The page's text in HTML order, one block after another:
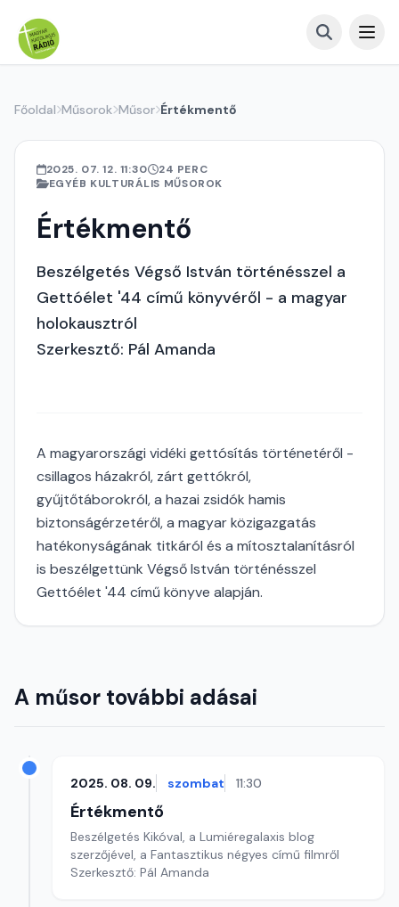
Főoldal Műsorok Műsor Értékmentő
2025. 07. 12. 11:30
24 PERC
EGYÉB KULTURÁLIS MŰSOROK
Értékmentő
Beszélgetés Végső István történésszel a
Gettóélet '44 című könyvéről - a magyar
holokausztról
Szerkesztő: Pál Amanda
A magyarországi vidéki gettósítás történetéről -
csillagos házakról, zárt gettókról,
gyűjtőtáborokról, a hazai zsidók hamis
biztonságérzetéről, a magyar közigazgatás
hatékonyságának titkáról és a mítosztalanításról
is beszélgettünk Végső István történésszel
Gettóélet '44 című könyve alapján.
A műsor további adásai
2025. 08. 09. szombat 11:30
Értékmentő
Beszélgetés Kikóval, a Lumiéregalaxis blog
szerzőjével, a Fantasztikus négyes című filmről
Szerkesztő: Pál Amanda